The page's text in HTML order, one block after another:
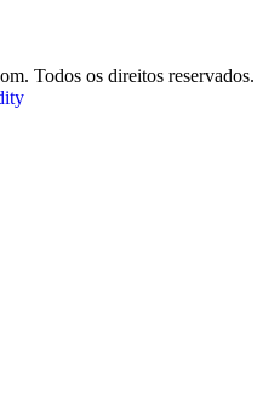
Todos os direitos reservados.